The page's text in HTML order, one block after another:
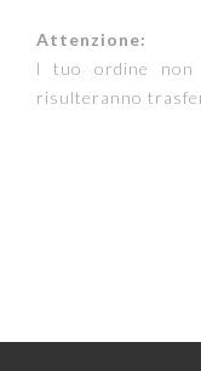
Attenzione:
l tuo ordine non
risulteranno